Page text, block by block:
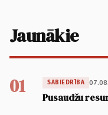
Jaunākie
01 SABIEDRĪBA
Pusaudžu